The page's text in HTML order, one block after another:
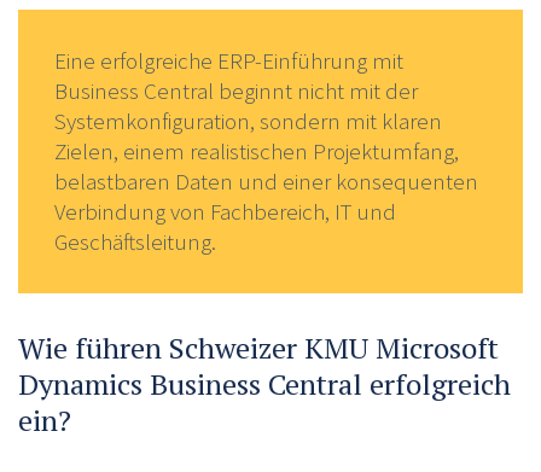
Eine erfolgreiche ERP-Einführung mit
Business Central beginnt nicht mit der
Systemkonfiguration, sondern mit klaren
Zielen, einem realistischen Projektumfang,
belastbaren Daten und einer konsequenten
Verbindung von Fachbereich, IT und
Geschäftsleitung.
Wie führen Schweizer KMU Microsoft
Dynamics Business Central erfolgreich
ein?